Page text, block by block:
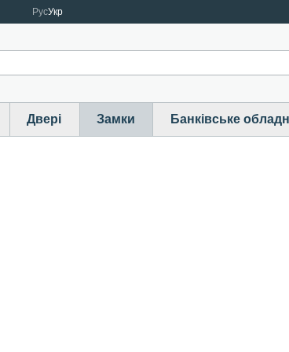
РусУкр
Двері Замки Банківське